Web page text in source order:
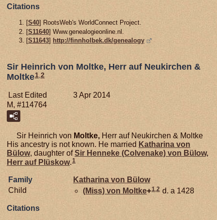
Citations
[S40] RootsWeb's WorldConnect Project.
[S11640] Www.genealogieonline.nl.
[S11643] http://finnholbek.dk/genealogy
Sir Heinrich von Moltke, Herr auf Neukirchen &
Moltke1,2
Last Edited
3 Apr 2014
M, #114764
Sir Heinrich von Moltke, Herr auf Neukirchen & Moltke
His ancestry is not known. He married Katharina von
Bülow, daughter ofSir Henneke (Colvenake) von Bülow,
Herr auf Plüskow.1
Family Katharina von Bülow
Child
(Miss) von Moltke+1,2 d. a 1428
Citations